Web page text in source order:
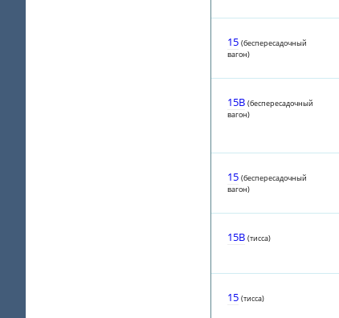
15 (беспересадочный
вагон)
15В (беспересадочный
вагон)
15 (беспересадочный
вагон)
15В (тиcca)
15 (тиcca)